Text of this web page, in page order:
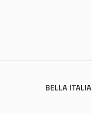
BELLA ITALIA